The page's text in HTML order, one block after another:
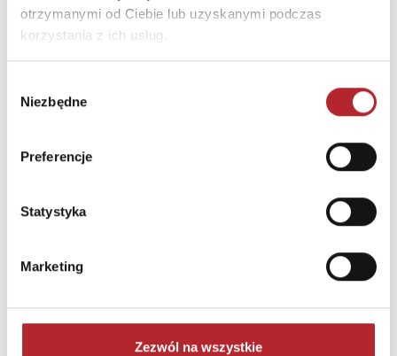
otrzymanymi od Ciebie lub uzyskanymi podczas
korzystania z ich usług.
zgody
Niezbędne
Preferencje
Statystyka
Marketing
Zezwól na wszystkie
Brak danych
NAJCZĘŚCIEJ KUPOWANE zobacz więcej
TOP 100
Wyłączność
TOP 100